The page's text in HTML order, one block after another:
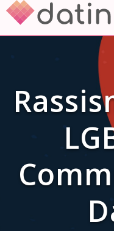
Skip
content